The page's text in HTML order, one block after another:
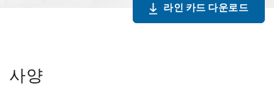
라인 카드 다운로드
사양